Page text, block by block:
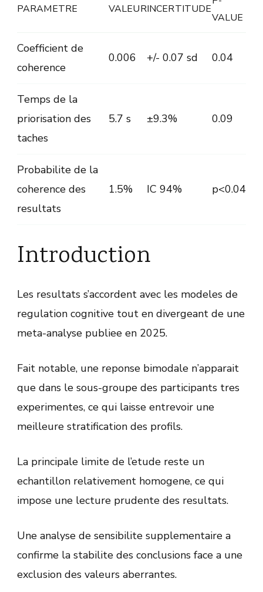
PARAMETRE VALEURINCERTITUDE
VALUE
Coefficient de
coherence
0.006 +/- 0.07 sd 0.04
Temps de la
priorisation des
taches
5.7 s ±9.3% 0.09
Probabilite de la
coherence des
resultats
1.5% IC 94% p<0.04
Introduction
Les resultats s’accordent avec les modeles de
regulation cognitive tout en divergeant de une
meta-analyse publiee en 2025.
Fait notable, une reponse bimodale n’apparait
que dans le sous-groupe des participants tres
experimentes, ce qui laisse entrevoir une
meilleure stratification des profils.
La principale limite de l’etude reste un
echantillon relativement homogene, ce qui
impose une lecture prudente des resultats.
Une analyse de sensibilite supplementaire a
confirme la stabilite des conclusions face a une
exclusion des valeurs aberrantes.